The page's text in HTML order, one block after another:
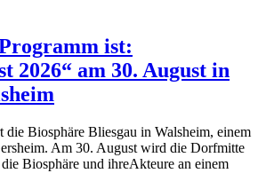
ist:
2026“ am 30. August in
die Biosphäre Bliesgau in Walsheim, einem
Am 30. August wird die Dorfmitte
Biosphäre und ihreAkteure an einem